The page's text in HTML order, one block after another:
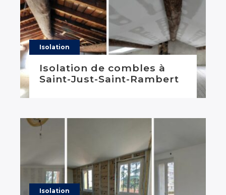
Isolation
Isolation de combles à
Saint-Just-Saint-Rambert
Isolation